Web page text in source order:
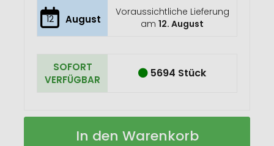
12 August
Voraussichtliche Lieferung
am12. August
SOFORT
VERFÜGBAR
5694 Stück
OURS
Auf
In den Warenkorb